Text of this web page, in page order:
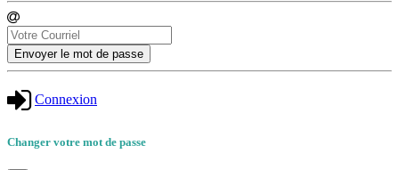
Envoyer le mot de passe
Connexion
Changer votre mot de passe